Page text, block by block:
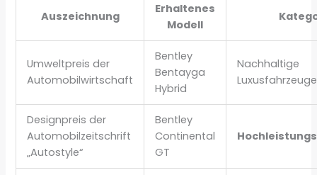
Auszeichnung
Erhaltenes
Modell
Umweltpreis der
Automobilwirtschaft
Bentley
Bentayga
Hybrid
Nachhaltige
Luxusfahrzeuge
Designpreis der
Automobilzeitschrift
„Autostyle“
Bentley
Continental
GT